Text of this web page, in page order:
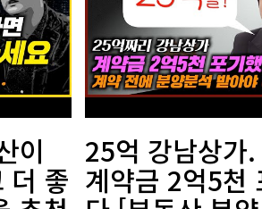
이
더 좋
25억 강남상가
계약금 2억5천